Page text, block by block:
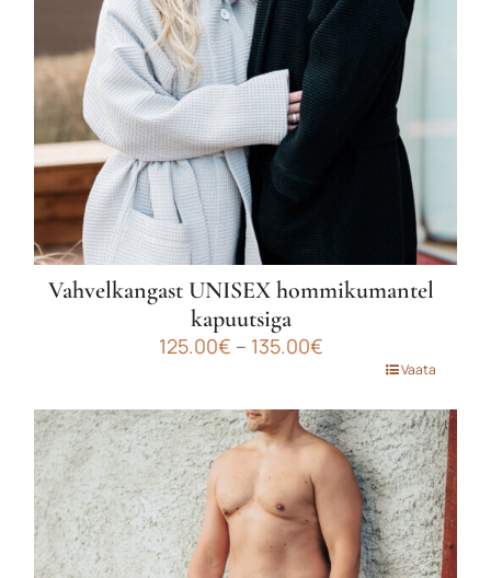
tootelehel.
Vahvelkangast UNISEX hommikumantel
kapuutsiga
125.00€ – 135.00€Hinnavahemik:
125.00€
135.00€
on
mitu
varianti.
Valikuid
saab
teha
Vaata